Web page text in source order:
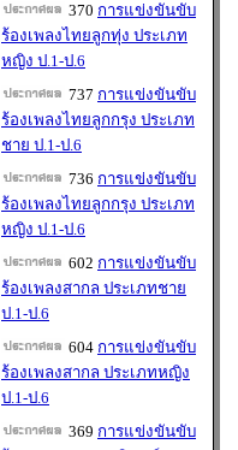
370 การแข่งขันขับ
ร้องเพลงไทยลูกทุ่ง ประเภท
หญิง ป.1-ป.6
737 การแข่งขันขับ
ร้องเพลงไทยลูกกรุง ประเภท
ชาย ป.1-ป.6
736 การแข่งขันขับ
ร้องเพลงไทยลูกกรุง ประเภท
หญิง ป.1-ป.6
602 การแข่งขันขับ
ร้องเพลงสากล ประเภทชาย
ป.1-ป.6
604 การแข่งขันขับ
ร้องเพลงสากล ประเภทหญิง
ป.1-ป.6
369 การแข่งขันขับ